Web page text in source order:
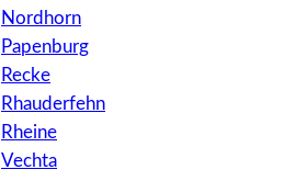
Nordhorn
Papenburg
Recke
Rhauderfehn
Rheine
Vechta